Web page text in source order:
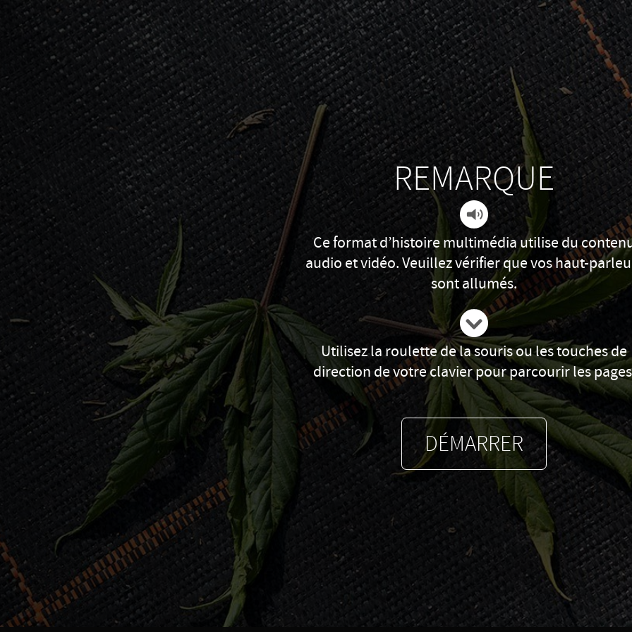
REMARQUE
Ce format d’histoire multimédia utilise du
audio et vidéo. Veuillez vérifier que vos haut-
sont allumés.
Utilisez la roulette de la souris ou les touches de
direction de votre clavier pour parcourir les
DÉMARRER
Prima Pagina
Le Cultivateur
Le Pharmacien
Le Médecin
La Patiente
Impressum
Le temps de la récolte
Gouttes de cannabis
Une journée ennuyeuse